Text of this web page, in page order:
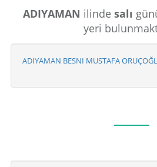
ADIYAMAN ilinde salı
yeri
ADIYAMAN BESNI MUSTAFA